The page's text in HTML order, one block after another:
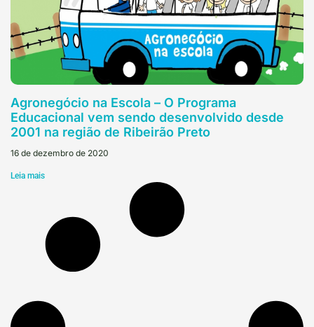
Agronegócio na Escola – O Programa
Educacional vem sendo desenvolvido desde
2001 na região de Ribeirão Preto
16 de dezembro de 2020
Leia mais